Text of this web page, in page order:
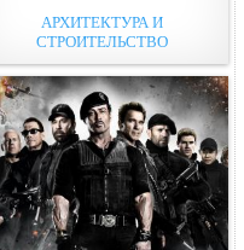
АРХИТЕКТУРА И
СТРОИТЕЛЬСТВО